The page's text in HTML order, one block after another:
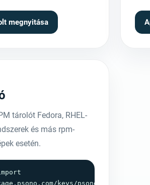
megnyitása
tárolót Fedora, RHEL-
és más rpm-
esetén.
keys/psono-